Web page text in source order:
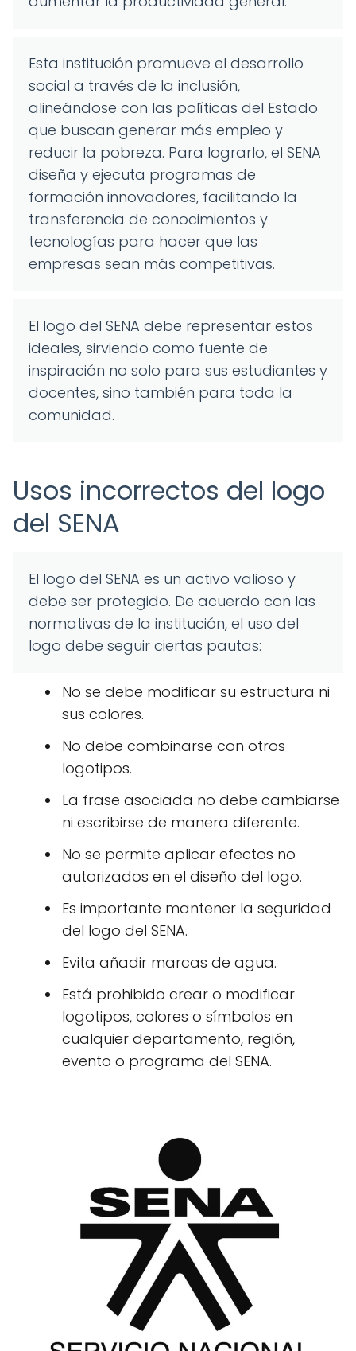
Esta institución promueve el desarrollo
social a través de la inclusión,
alineándose con las políticas del Estado
que buscan generar más empleo y
reducir la pobreza. Para lograrlo, el SENA
diseña y ejecuta programas de
formación innovadores, facilitando la
transferencia de conocimientos y
tecnologías para hacer que las
empresas sean más competitivas.
El logo del SENA debe representar estos
ideales, sirviendo como fuente de
inspiración no solo para sus estudiantes y
docentes, sino también para toda la
comunidad.
Usos incorrectos del logo
del SENA
El logo del SENA es un activo valioso y
debe ser protegido. De acuerdo con las
normativas de la institución, el uso del
logo debe seguir ciertas pautas:
No se debe modificar su estructura ni
sus colores.
No debe combinarse con otros
logotipos.
La frase asociada no debe cambiarse
ni escribirse de manera diferente.
No se permite aplicar efectos no
autorizados en el diseño del logo.
Es importante mantener la seguridad
del logo del SENA.
Evita añadir marcas de agua.
Está prohibido crear o modificar
logotipos, colores o símbolos en
cualquier departamento, región,
evento o programa del SENA.